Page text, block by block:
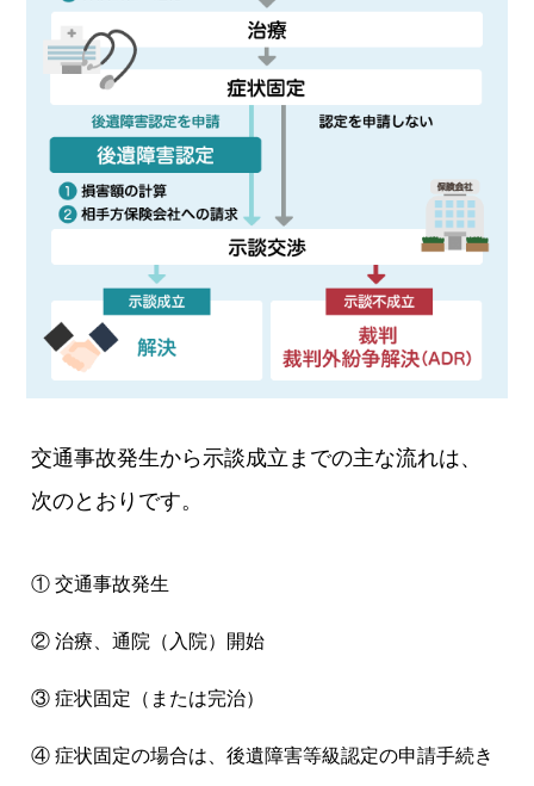
交通事故発生から示談成立までの主な流れは、
次のとおりです。
① 交通事故発生
② 治療、通院（入院）開始
③ 症状固定（または完治）
④ 症状固定の場合は、後遺障害等級認定の申請手続き